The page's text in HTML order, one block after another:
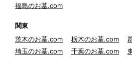
福島のお墓.com
関東
茨木のお墓.com
栃木のお墓.com
埼玉のお墓.com
千葉のお墓.com